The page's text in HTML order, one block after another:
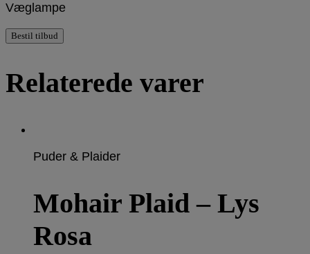
Væglampe
Bestil tilbud
Relaterede varer
Puder & Plaider
Mohair Plaid – Lys
Rosa